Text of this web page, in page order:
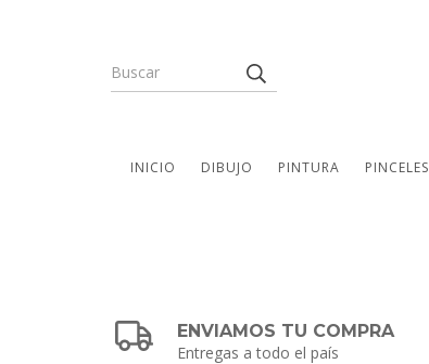
INICIO DIBUJO PINTURA PINCELES
ENVIAMOS TU COMPRA
Entregas a todo el país